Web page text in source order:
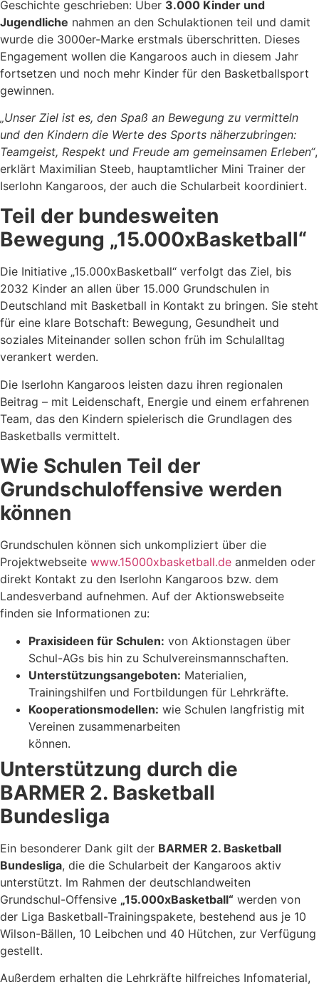
Geschichte geschrieben: Über 3.000 Kinder und
Jugendliche nahmen an den Schulaktionen teil und damit
wurde die 3000er-Marke erstmals überschritten. Dieses
Engagement wollen die Kangaroos auch in diesem Jahr
fortsetzen und noch mehr Kinder für den Basketballsport
gewinnen.
„Unser Ziel ist es, den Spaß an Bewegung zu vermitteln
und den Kindern die Werte des Sports näherzubringen:
Teamgeist, Respekt und Freude am gemeinsamen Erleben“,
erklärt Maximilian Steeb, hauptamtlicher Mini Trainer der
Iserlohn Kangaroos, der auch die Schularbeit koordiniert.
Teil der bundesweiten
Bewegung „15.000xBasketball“
Die Initiative „15.000xBasketball“ verfolgt das Ziel, bis
2032 Kinder an allen über 15.000 Grundschulen in
Deutschland mit Basketball in Kontakt zu bringen. Sie steht
für eine klare Botschaft: Bewegung, Gesundheit und
soziales Miteinander sollen schon früh im Schulalltag
verankert werden.
Die Iserlohn Kangaroos leisten dazu ihren regionalen
Beitrag – mit Leidenschaft, Energie und einem erfahrenen
Team, das den Kindern spielerisch die Grundlagen des
Basketballs vermittelt.
Wie Schulen Teil der
Grundschuloffensive werden
können
Grundschulen können sich unkompliziert über die
Projektwebseite www.15000xbasketball.de anmelden oder
direkt Kontakt zu den Iserlohn Kangaroos bzw. dem
Landesverband aufnehmen. Auf der Aktionswebseite
finden sie Informationen zu:
Praxisideen für Schulen: von Aktionstagen über
Schul-AGs bis hin zu Schulvereinsmannschaften.
Unterstützungsangeboten: Materialien,
Trainingshilfen und Fortbildungen für Lehrkräfte.
Kooperationsmodellen: wie Schulen langfristig mit
Vereinen zusammenarbeiten
können.
Unterstützung durch die
BARMER 2. Basketball
Bundesliga
Ein besonderer Dank gilt der BARMER 2. Basketball
Bundesliga, die die Schularbeit der Kangaroos aktiv
unterstützt. Im Rahmen der deutschlandweiten
Grundschul-Offensive „15.000xBasketball“ werden von
der Liga Basketball-Trainingspakete, bestehend aus je 10
Wilson-Bällen, 10 Leibchen und 40 Hütchen, zur Verfügung
gestellt.
Außerdem erhalten die Lehrkräfte hilfreiches Infomaterial,